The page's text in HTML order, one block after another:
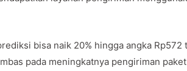
bisa naik 20% hingga angka Rp572
pada meningkatnya pengiriman